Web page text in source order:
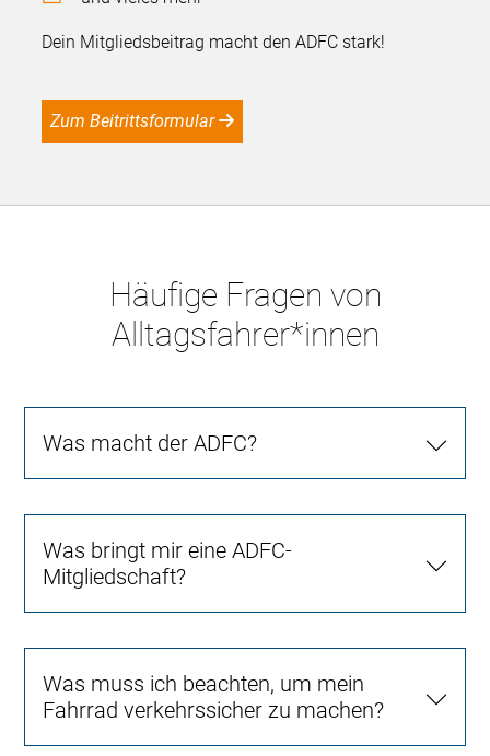
Dein Mitgliedsbeitrag macht den ADFC stark!
Zum Beitrittsformular
Häufige Fragen von
Alltagsfahrer*innen
Was macht der ADFC?
Was bringt mir eine ADFC-
Mitgliedschaft?
Was muss ich beachten, um mein
Fahrrad verkehrssicher zu machen?